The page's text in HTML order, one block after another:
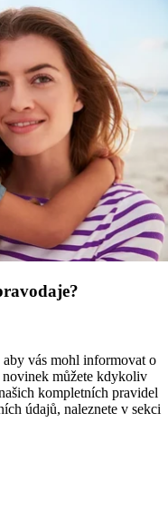
vás mohl informovat o
novinek můžete kdykoliv
kompletních pravidel
údajů, naleznete v sekci